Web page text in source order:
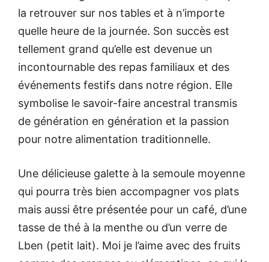
la retrouver sur nos tables et à n’importe
quelle heure de la journée. Son succès est
tellement grand qu’elle est devenue un
incontournable des repas familiaux et des
événements festifs dans notre région. Elle
symbolise le savoir-faire ancestral transmis
de génération en génération et la passion
pour notre alimentation traditionnelle.
Une délicieuse galette à la semoule moyenne
qui pourra très bien accompagner vos plats
mais aussi être présentée pour un café, d’une
tasse de thé à la menthe ou d’un verre de
Lben (petit lait). Moi je l’aime avec des fruits